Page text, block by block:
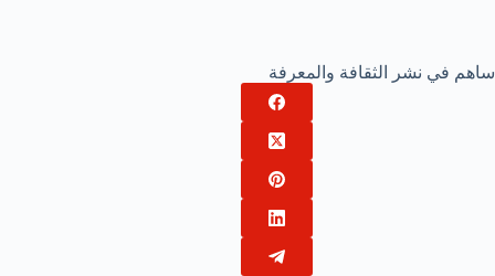
ساهم في نشر الثقافة والمعرفة